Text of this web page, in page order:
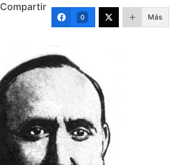
Compartir
0 Más